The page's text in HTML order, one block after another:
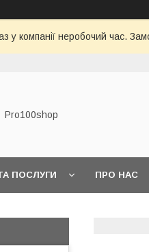
у компанії неробочий час.
Pro100shop
ПОСЛУГИ ПРО НАС